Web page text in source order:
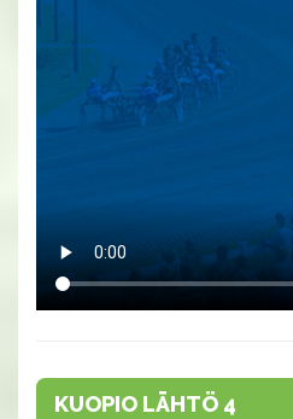
KUOPIO LÄHTÖ 4